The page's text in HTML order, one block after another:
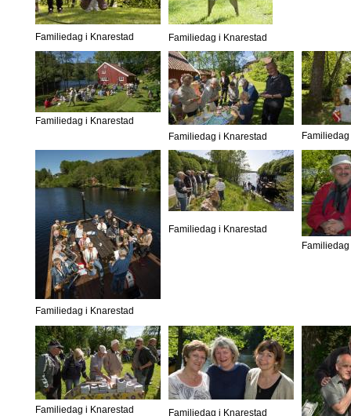
Familiedag i Knarestad Familiedag i Knarestad
Familiedag i Knarestad
Familiedag i Knarestad
Familiedag i Knarestad
Familiedag i Knarestad
Familiedag i Knarestad Familiedag i Knarestad